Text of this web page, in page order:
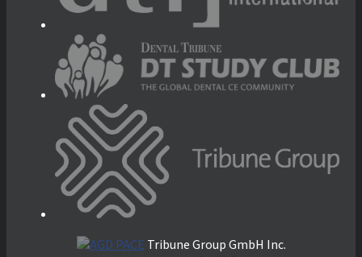
Tribune Group GmbH Inc.